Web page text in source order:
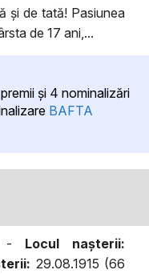
și de tată! Pasiunea
de 17 ani,...
şi 4 nominalizări
BAFTA
- Locul naşterii:
29.08.1915 (66